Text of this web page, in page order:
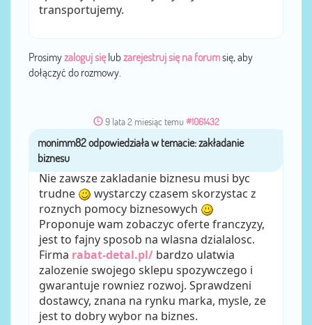
transportujemy.
Prosimyzaloguj sięlub zarejestruj się na forumsię, aby
dołączyć do rozmowy.
9 lata 2 miesiąc temu #1061432
przezmonimm82
Nie zawsze zakladanie biznesu musi byc
trudne
wystarczy czasem skorzystac z
roznych pomocy biznesowych
Proponuje wam zobaczyc oferte franczyzy,
jest to fajny sposob na wlasna dzialalosc.
Firma rabat-detal.pl/ bardzo ulatwia
zalozenie swojego sklepu spozywczego i
gwarantuje rowniez rozwoj. Sprawdzeni
dostawcy, znana na rynku marka, mysle, ze
jest to dobry wybor na biznes.